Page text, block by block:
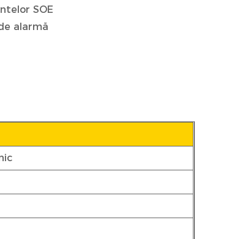
SOE
alarmă